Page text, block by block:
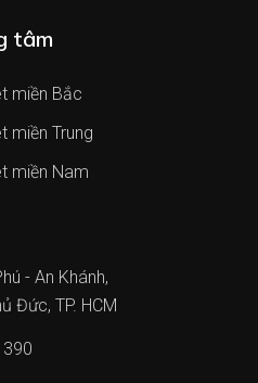
tâm
miền Bắc
miền Trung
miền Nam
- An Khánh,
Đức, TP. HCM